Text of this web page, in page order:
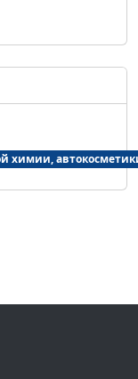
химии,